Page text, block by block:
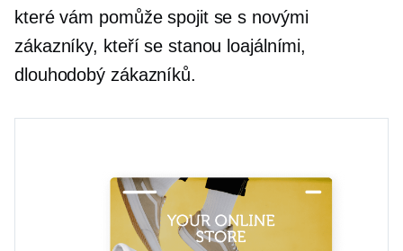
které vám pomůže spojit se s novými
zákazníky, kteří se stanou loajálními,
dlouhodobý zákazníků.